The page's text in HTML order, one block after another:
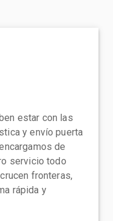
estar con las
y envío puerta
de
servicio todo
fronteras,
rápida y